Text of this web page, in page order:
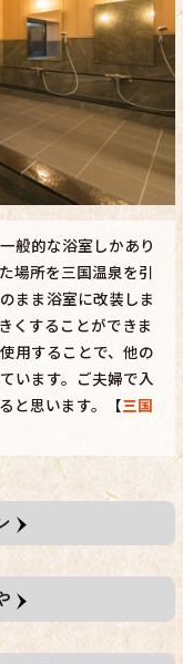
般的な浴室しかあり
場所を三国温泉を引
まま浴室に改装しま
くすることができま
用することで、他の
います。ご夫婦で入
と思います。【三国